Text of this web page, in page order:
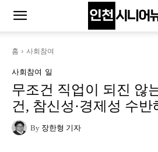
홈 사회참여
사회참여 일
무조건 직업이 되진 않
건, 참신성·경제성 수반
By 장한형 기자